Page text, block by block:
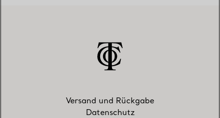
Versand und Rückgabe
Datenschutz